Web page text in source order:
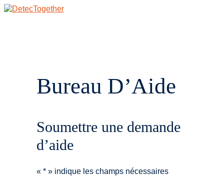
Aller
Bureau D’Aide
Soumettre une demande
d’aide
«* » indique les champs nécessaires